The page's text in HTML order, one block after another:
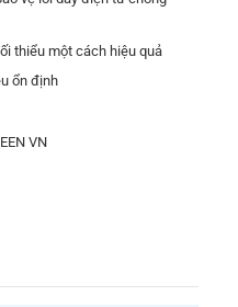
thiểu một cách hiệu quả
ổn định
VN